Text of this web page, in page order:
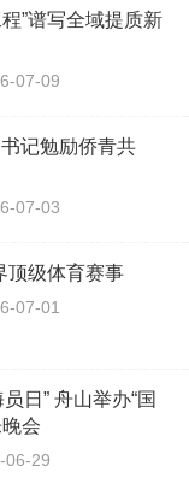
”谱写全域提质新
07-09
记勉励侨青共
07-03
顶级体育赛事
07-01
日” 舟山举办“国
会
06-29